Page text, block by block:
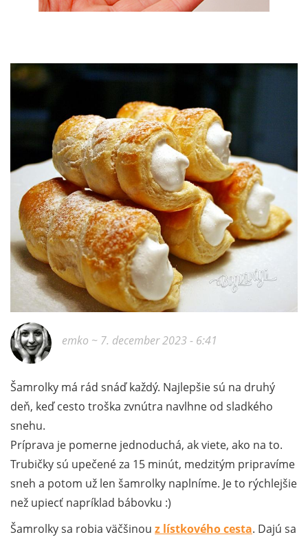
emko ~ 7. december 2023 - 6:41
Šamrolky má rád snáď každý. Najlepšie sú na druhý
deň, keď cesto troška zvnútra navlhne od sladkého
snehu.
Príprava je pomerne jednoduchá, ak viete, ako na to.
Trubičky sú upečené za 15 minút, medzitým pripravíme
sneh a potom už len šamrolky naplníme. Je to rýchlejšie
než upiecť napríklad bábovku :)
Šamrolky sa robia väčšinou z lístkového cesta. Dajú sa